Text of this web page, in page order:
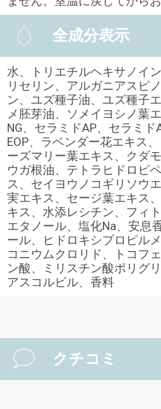
全成分表示
水、トリエチルヘキサノイ
リセリン、アルガニアスピ
ン、ユズ種子油、ユズ種子
メ胚芽油、ソメイヨシノ葉
NG、セラミドAP、セラミ
EOP、ラベンダー花エキス
ーズマリー葉エキス、クダ
ウガ根油、テトラヒドロピ
ス、セイヨウノコギリソウ
実エキス、セージ葉エキス
キス、水添レシチン、フィ
エタノール、塩化Na、安息
ール、ヒドロキシプロピル
コニウムクロリド、トコフ
ン酸、ミリスチン酸ポリグ
アスコルビル、香料
クチコミ